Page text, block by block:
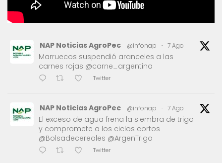
NAP Noticias AgroPec @infonap · 7 Ago
Marruecos suspendió aranceles a las
carnes rojas @carne_argentina
Twitter
NAP Noticias AgroPec @infonap · 7 Ago
El exceso de agua frena la siembra de trigo
y compromete a los ciclos cortos
@Bolsadecereales @ArgenTrigo
Twitter